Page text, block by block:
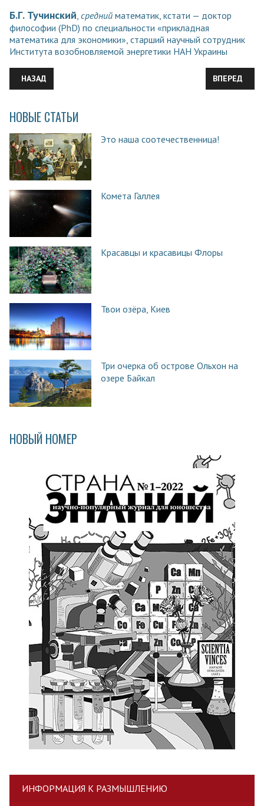
Б.Г. Тучинский, средний математик, кстати — доктор
философии (PhD) по специальности «прикладная
математика для экономики», старший научный сотрудник
Института возобновляемой энергетики НАН Украины
ПРЕДЫДУЩИЙ: ВСТРЕЧА В РАМБУЙЕ
НАЗАД ВПЕРЕД
НОВЫЕ СТАТЬИ
Это наша соотечественница!
Комета Галлея
Красавцы и красавицы Флоры
Твои озёра, Киев
Три очерка об острове Ольхон на
озере Байкал
НОВЫЙ НОМЕР
ИНФОРМАЦИЯ К РАЗМЫШЛЕНИЮ